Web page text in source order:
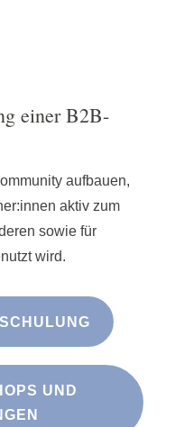
einer B2B-
aufbauen,
aktiv zum
sowie für
wird.
UND